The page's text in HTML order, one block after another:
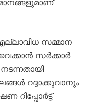
എല്ലാവിധ സമ്മാന
സർക്കാർ
റദ്ദാക്കുവാനും
റിപ്പോർട്ട്